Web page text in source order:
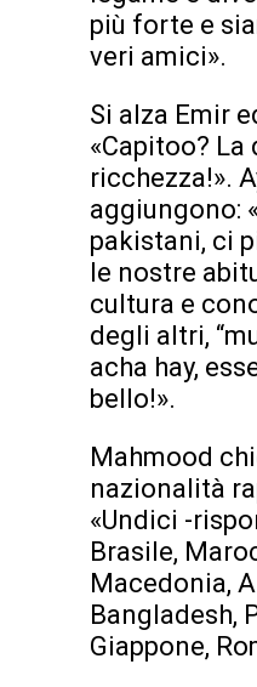
più forte e
veri amici».
Si alza Emir
«Capitoo? La
ricchezza!».
aggiungono:
pakistani, ci
le nostre
cultura e
degli altri,
acha hay,
bello!».
Mahmood
nazionalità
«Undici -
Brasile,
Macedonia,
Bangladesh,
Giappone,